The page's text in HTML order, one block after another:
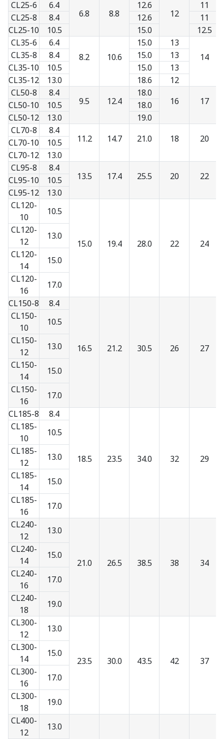
CL25-6 6.4
6.8 8.8
12.6
12
11
CL25-8
8.4 12.6
11
CL25-10
10.5 15.0
12.5
CL35-6
6.4
8.2
10.6
15.0
13
14
CL35-8 8.4 15.0
13
CL35-10
10.5 15.0
13
CL35-12
13.0 18.6
12
CL50-8
8.4
9.5 12.4
18.0
16 17
CL50-10 10.5
18.0
CL50-12
13.0
19.0
CL70-8
8.4
11.2 14.7 21.0 18 20
CL70-10
10.5
CL70-12
13.0
CL95-8
8.4
13.5 17.4 25.5 20 22
CL95-10
10.5
CL95-12
13.0
CL120-
10
10.5
15.0 19.4 28.0 22 24
CL120-
12
13.0
CL120-
14
15.0
CL120-
16
17.0
CL150-8
8.4
16.5 21.2 30.5 26 27
CL150-
10
10.5
CL150-
12
13.0
CL150-
14
15.0
CL150-
16
17.0
CL185-8
8.4
18.5 23.5 34.0 32 29
CL185-
10
10.5
CL185-
12
13.0
CL185-
14
15.0
CL185-
16
17.0
CL240-
12
13.0
21.0 26.5 38.5 38 34
CL240-
14
15.0
CL240-
16
17.0
CL240-
18
19.0
CL300-
12
13.0
23.5 30.0 43.5 42 37
CL300-
14
15.0
CL300-
16
17.0
CL300-
18
19.0
CL400-
12
13.0